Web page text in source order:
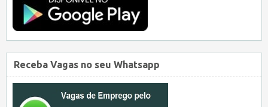
Receba Vagas no seu Whatsapp